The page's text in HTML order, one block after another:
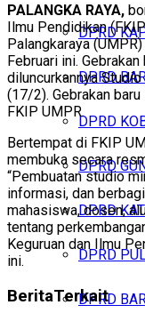
DPRD
DPRD
DPRD
DPRD
DPRD
DPRD
DPRD
PALANGKA RAYA,
Ilmu Pendidikan
Palangkaraya
Februari ini.
diluncurkannya
(17/2). Gebrakan
FKIP UMPR.
Bertempat di FKIP
membuka secara
“Pembuatan studio
informasi, dan
mahasiswa, dosen,
tentang
Keguruan dan Ilmu
ini.
BeritaTerkait